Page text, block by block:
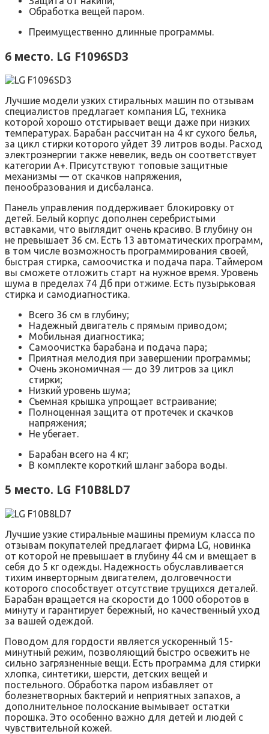
Обработка вещей паром.
Преимущественно длинные программы.
6 место. LG F1096SD3
Лучшие модели узких стиральных машин по отзывам
специалистов предлагает компания LG, техника
которой хорошо отстирывает вещи даже при низких
температурах. Барабан рассчитан на 4 кг сухого белья,
за цикл стирки которого уйдет 39 литров воды. Расход
электроэнергии также невелик, ведь он соответствует
категории А+. Присутствуют топовые защитные
механизмы — от скачков напряжения,
пенообразования и дисбаланса.
Панель управления поддерживает блокировку от
детей. Белый корпус дополнен серебристыми
вставками, что выглядит очень красиво. В глубину он
не превышает 36 см. Есть 13 автоматических программ,
в том числе возможность программирования своей,
быстрая стирка, самоочистка и подача пара. Таймером
вы сможете отложить старт на нужное время. Уровень
шума в пределах 74 Дб при отжиме. Есть пузырьковая
стирка и самодиагностика.
Всего 36 см в глубину;
Надежный двигатель с прямым приводом;
Мобильная диагностика;
Самоочистка барабана и подача пара;
Приятная мелодия при завершении программы;
Очень экономичная — до 39 литров за цикл
стирки;
Низкий уровень шума;
Съемная крышка упрощает встраивание;
Полноценная защита от протечек и скачков
напряжения;
Не убегает.
Барабан всего на 4 кг;
В комплекте короткий шланг забора воды.
5 место. LG F10B8LD7
Лучшие узкие стиральные машины премиум класса по
отзывам покупателей предлагает фирма LG, новинка
от которой не превышает в глубину 44 см и вмещает в
себя до 5 кг одежды. Надежность обуславливается
тихим инверторным двигателем, долговечности
которого способствует отсутствие трущихся деталей.
Барабан вращается на скорости до 1000 оборотов в
минуту и гарантирует бережный, но качественный уход
за вашей одеждой.
Поводом для гордости является ускоренный 15-
минутный режим, позволяющий быстро освежить не
сильно загрязненные вещи. Есть программа для стирки
хлопка, синтетики, шерсти, детских вещей и
постельного. Обработка паром избавляет от
болезнетворных бактерий и неприятных запахов, а
дополнительное полоскание вымывает остатки
порошка. Это особенно важно для детей и людей с
чувствительной кожей.